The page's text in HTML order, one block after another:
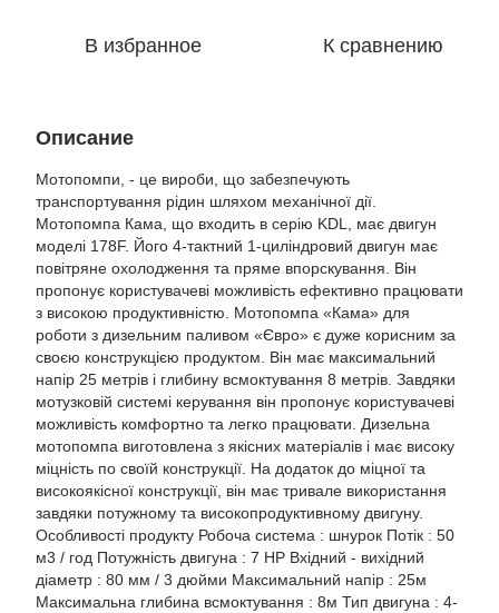
В избранное К сравнению
Описание
Мотопомпи, - це вироби, що забезпечують
транспортування рідин шляхом механічної дії.
Мотопомпа Кама, що входить в серію KDL, має двигун
моделі 178F. Його 4-тактний 1-циліндровий двигун має
повітряне охолодження та пряме впорскування. Він
пропонує користувачеві можливість ефективно працювати
з високою продуктивністю. Мотопомпа «Кама» для
роботи з дизельним паливом «Євро» є дуже корисним за
своєю конструкцією продуктом. Він має максимальний
напір 25 метрів і глибину всмоктування 8 метрів. Завдяки
мотузковій системі керування він пропонує користувачеві
можливість комфортно та легко працювати. Дизельна
мотопомпа виготовлена з якісних матеріалів і має високу
міцність по своїй конструкції. На додаток до міцної та
високоякісної конструкції, він має тривале використання
завдяки потужному та високопродуктивному двигуну.
Особливості продукту Робоча система : шнурок Потік : 50
м3 / год Потужність двигуна : 7 HP Вхідний - вихідний
діаметр : 80 мм / 3 дюйми Максимальний напір : 25м
Максимальна глибина всмоктування : 8м Тип двигуна : 4-